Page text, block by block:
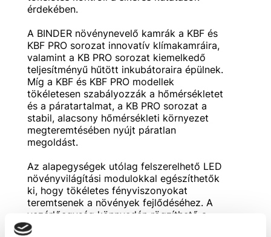
érdekében.
A BINDER növénynevelő kamrák a KBF és
KBF PRO sorozat innovatív klímakamráira,
valamint a KB PRO sorozat kiemelkedő
teljesítményű hűtött inkubátoraira épülnek.
Míg a KBF és KBF PRO modellek
tökéletesen szabályozzák a hőmérsékletet
és a páratartalmat, a KB PRO sorozat a
stabil, alacsony hőmérsékleti környezet
megteremtésében nyújt páratlan
megoldást.
Az alapegységek utólag felszerelhető LED
növényvilágítási modulokkal egészíthetők
ki, hogy tökéletes fényviszonyokat
teremtsenek a növények fejlődéséhez. A
vezérlőegység könnyedén rögzíthető a
külső részen a mellékelt elemekkel, míg a